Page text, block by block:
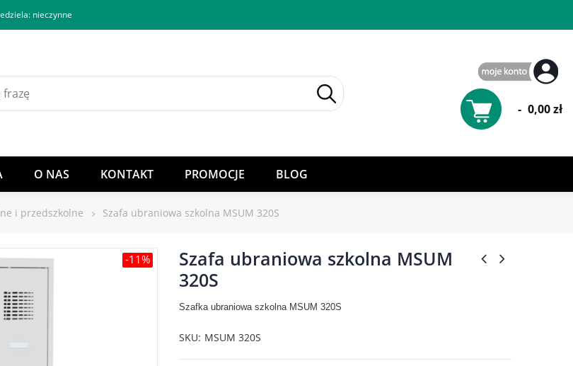
nieczynne
- 0,00 zł
O NAS KONTAKT PROMOCJE BLOG
i przedszkolne Szafa ubraniowa szkolna MSUM 320S
-11%
Szafa ubraniowa szkolna MSUM
320S
Szafka ubraniowa szkolna MSUM 320S
SKU MSUM 320S